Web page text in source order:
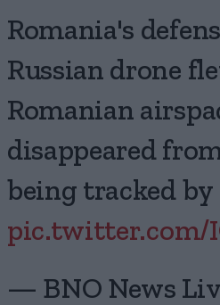
Romania's
Russian drone
Romanian
disappeared
being tracked by
pic.twitter.com/
— BNO News